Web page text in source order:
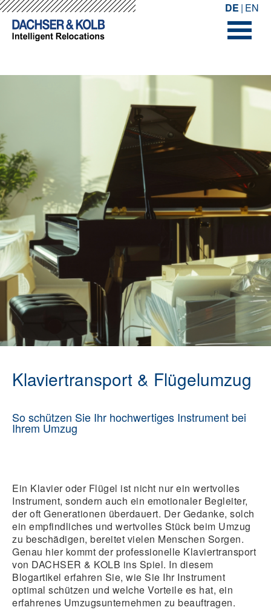
-->--> DE EN
Klaviertransport & Flügelumzug
So schützen Sie Ihr hochwertiges Instrument bei
Ihrem Umzug
Ein Klavier oder Flügel ist nicht nur ein wertvolles
Instrument, sondern auch ein emotionaler Begleiter,
der oft Generationen überdauert. Der Gedanke, solch
ein empfindliches und wertvolles Stück beim Umzug
zu beschädigen, bereitet vielen Menschen Sorgen.
Genau hier kommt der professionelle Klaviertransport
von DACHSER & KOLB ins Spiel. In diesem
Blogartikel erfahren Sie, wie Sie Ihr Instrument
optimal schützen und welche Vorteile es hat, ein
erfahrenes Umzugsunternehmen zu beauftragen.